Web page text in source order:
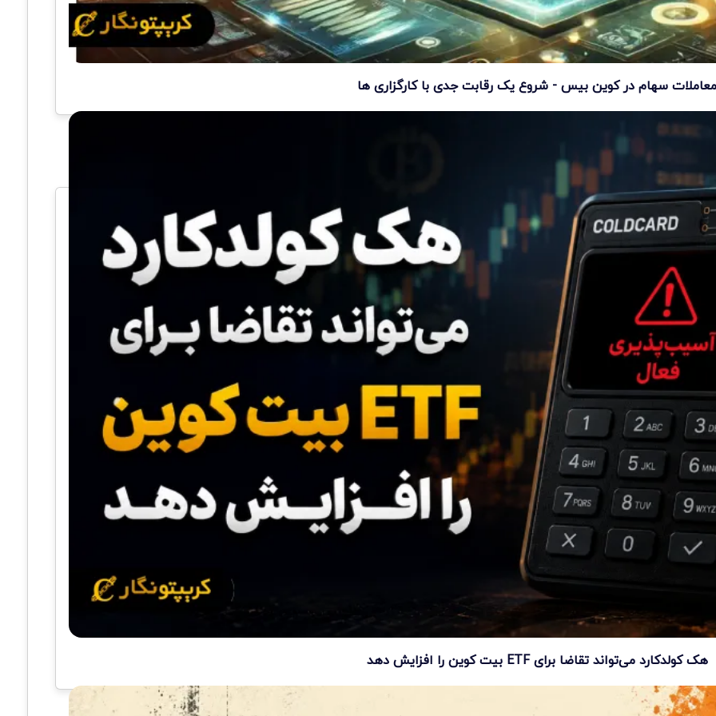
معاملات سهام در کوین بیس - شروع یک رقابت جدی با کارگزاری ها
هک کولدکارد می‌تواند تقاضا برای ETF بیت کوین را افزایش دهد